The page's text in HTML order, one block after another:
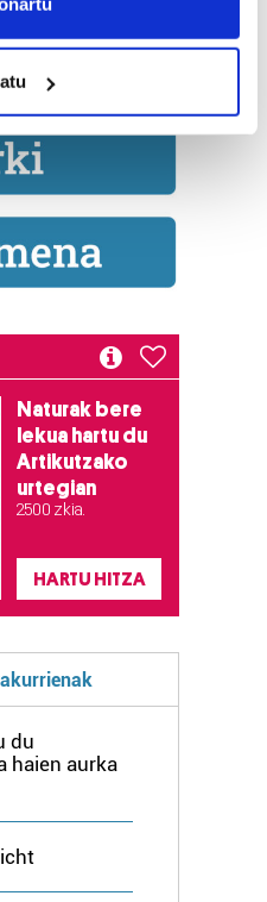
actively scanning it for
personal data is processed
details section
pertsonalak
besteak beste,
iragarki eta eduki
biltzeko eta
nork eta zertarako
eskatzen, eta beren
babesten dira. Ikusi gure
zein helburutarako
aurka nola egin
alda edo ken dezakezu
eta hirugarrenen cookie-
esperientzia eta
gero, teknologia hori
ematen diguzu.
Naturak bere
lekua hartu du
Artikutzako
urtegian
2.500 zkia.
HARTU HITZA
du
haien aurka